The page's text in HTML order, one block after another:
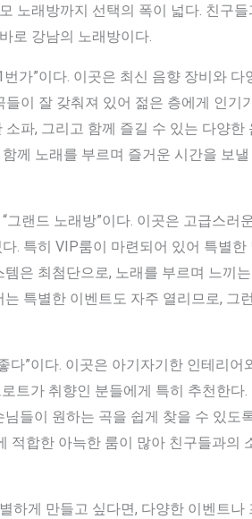
노래방까지 선택의 폭이 넓다. 친구
로 강남의 노래방이다.
가”이다. 이곳은 최신 음향 장비와 다
이 잘 갖춰져 있어 젊은 층에게 인기
파, 그리고 함께 즐길 수 있는 다양한
께 노래를 부르며 즐거운 시간을 보
그랜드 노래방”이다. 이곳은 고급스러
. 특히 VIP룸이 마련되어 있어 특별
은 최첨단으로, 노래를 부르며 느끼
특별한 이벤트도 자주 열리므로, 그
다”이다. 이곳은 아기자기한 인테리어
트가 취향인 분들에게 특히 추천한다
들이 원하는 곡을 쉽게 찾을 수 있도
적합한 아늑한 룸이 많아 친구들과의
하게 만들고 싶다면, 다양한 이벤트나